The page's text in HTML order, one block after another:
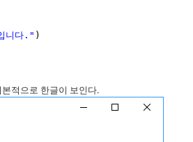
니다." )
적으로 한글이 보인다.